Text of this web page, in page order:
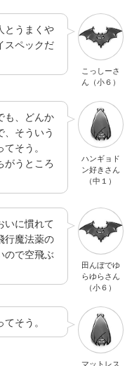
こっしーさ
ん（小６）
とうまくや
スペックだ
ハンギョド
ン好きさん
（中１）
も、どんか
、そういう
そう。
がうところ
田んぼでゆ
らゆらさん
（小６）
いに慣れて
行魔法薬の
ので空飛ぶ
マットレス
そう。